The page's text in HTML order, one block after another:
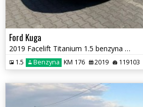
Ford Kuga
2019 Facelift Titanium 1.5 benzyna 176KM AWD 4x4 Automat
1.5 Benzyna KM 176 2019 119103